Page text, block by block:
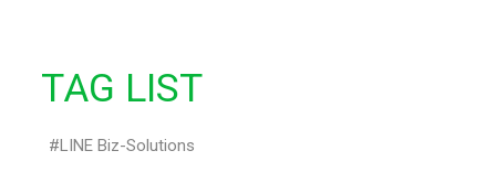
TAG LIST
LINE Biz-Solutions